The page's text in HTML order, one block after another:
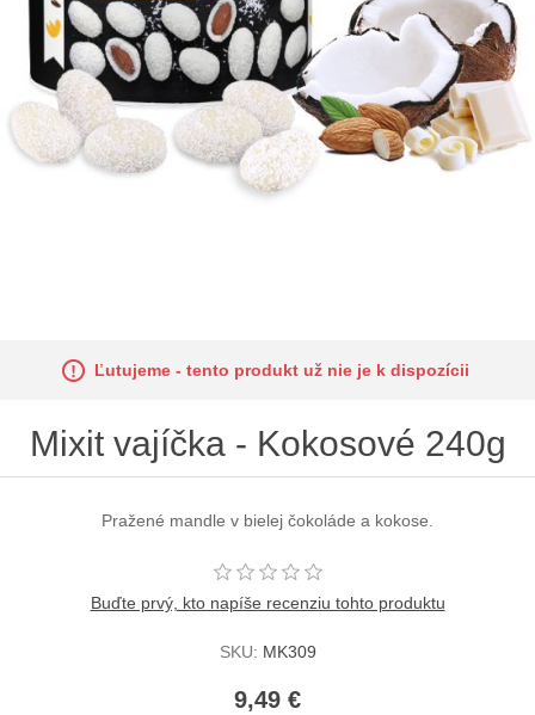
Ľutujeme - tento produkt už nie je k dispozícii
Mixit vajíčka - Kokosové 240g
Pražené mandle v bielej čokoláde a kokose.
Buďte prvý, kto napíše recenziu tohto produktu
SKU: MK309
9,49 €